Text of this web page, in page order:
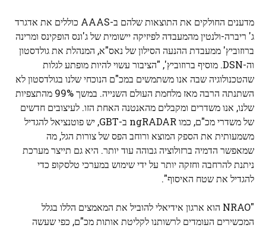
מדענים החולקים את התוצאות שלהם ב-AAAS כוללים את אדגרד
ג' ריברה-ולנטין מהמעבדה לפיזיקה יישומית של ג'ונס הופקינס ומרינה
ברוזוביץ' ממעבדת ההנעה הסילון של נאס"א, המנהלת את גולדסטון
וה-DSN. מוסיף ברוזוביץ', "הציבור עשוי להיות מופתע לגלות
שהטכנולוגיה שבה אנו משתמשים במכ"ם הנוכחי שלנו בגולדסטון לא
השתנתה הרבה מאז מלחמת העולם השנייה. במשך 99% מהתצפיות
שלנו, אנו משדרים ומקבלים מהאנטנה האחת הזו. לעיצובים חדשים
של משדרי מכ"ם, כמו ngRADAR ב-GBT, יש פוטנציאל להגדיל
משמעותית את הספק המוצא ורוחב הפס של צורות הגל, מה
שמאפשר הדמיה ברזולוציה גבוהה עוד יותר. היא גם תייצר מערכת
ניתנת להרחבה וחזקה יותר על ידי שימוש במערכי טלסקופ כדי
להגדיל את שטח האיסוף".
"NRAO הוא ארגון אידיאלי להוביל את המאמצים הללו בגלל
המכשירים העומדים לרשותנו לקליטת אותות מכ"ם, כפי שעשה